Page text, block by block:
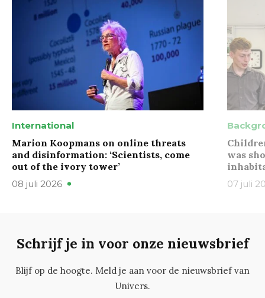
International
Marion Koopmans on online threats
and disinformation: ‘Scientists, come
out of the ivory tower’
08 juli 2026
was
07 juli
Schrijf je in voor onze nieuwsbrief
Blijf op de hoogte. Meld je aan voor de nieuwsbrief van
Univers.